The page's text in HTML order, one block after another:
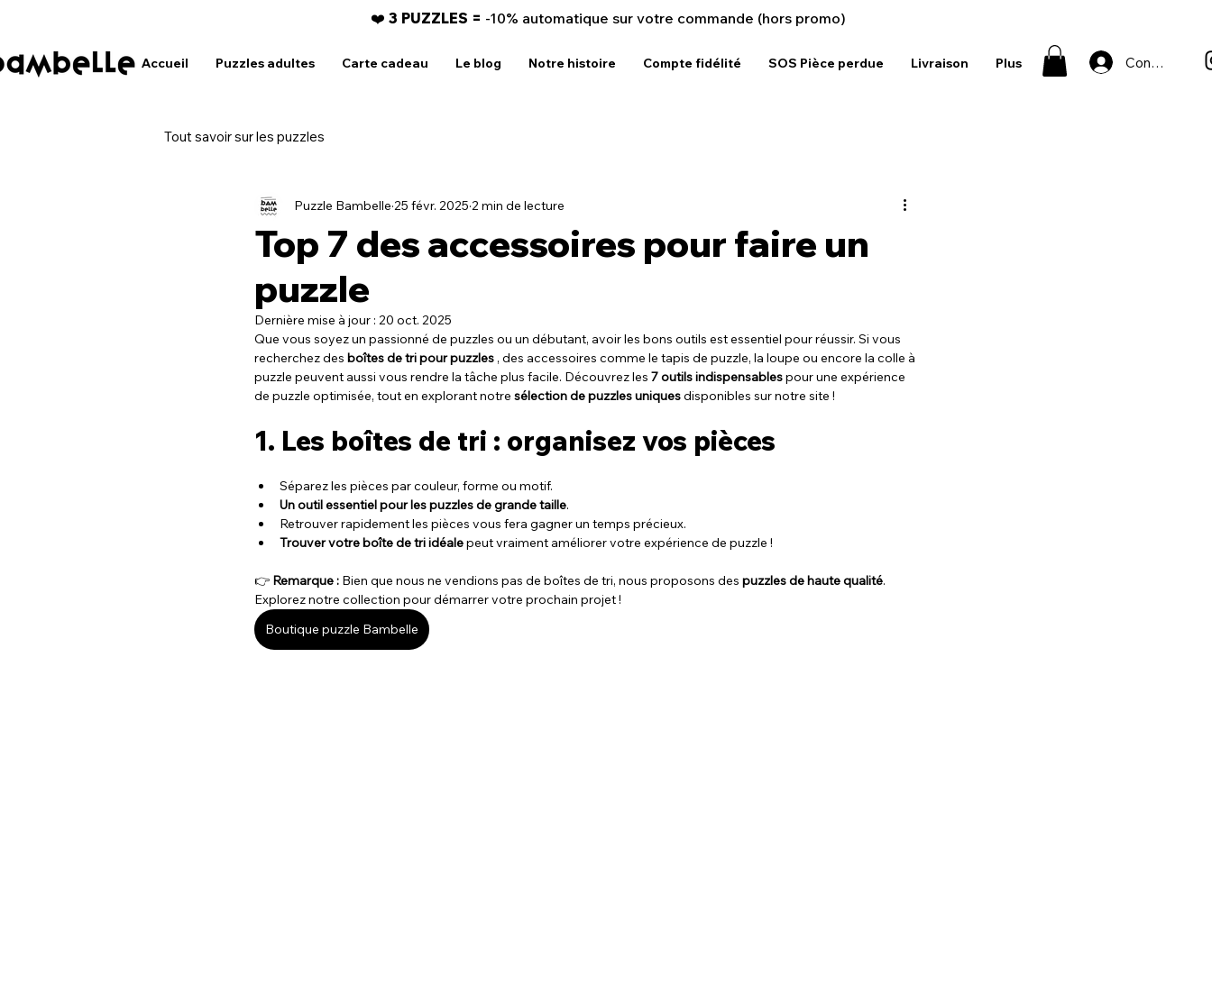
❤️ 3 PUZZLES = -10% automatique sur votre commande (hors promo)
Accueil Puzzles adultes Carte cadeau Le blog Notre histoire Compte fidélité SOS Pièce perdue Livraison Plus Connexion
Tout savoir sur les puzzles
Top 7 des accessoires pour faire un
puzzle
Puzzle Bambelle 25 févr. 2025 2 min de lecture
Dernière mise à jour : 20 oct. 2025
Que vous soyez un passionné de puzzles ou un débutant, avoir les bons outils est essentiel pour réussir. Si vous
recherchez des boîtes de tri pour puzzles , des accessoires comme le tapis de puzzle, la loupe ou encore la colle à
puzzle peuvent aussi vous rendre la tâche plus facile. Découvrez les 7 outils indispensables pour une expérience
de puzzle optimisée, tout en explorant notre sélection de puzzles uniques disponibles sur notre site !
1. Les boîtes de tri : organisez vos pièces
Séparez les pièces par couleur, forme ou motif.
Un outil essentiel pour les puzzles de grande taille.
Retrouver rapidement les pièces vous fera gagner un temps précieux.
Trouver votre boîte de tri idéale peut vraiment améliorer votre expérience de puzzle !
👉 Remarque : Bien que nous ne vendions pas de boîtes de tri, nous proposons des puzzles de haute qualité.
Explorez notre collection pour démarrer votre prochain projet !
Boutique puzzle Bambelle